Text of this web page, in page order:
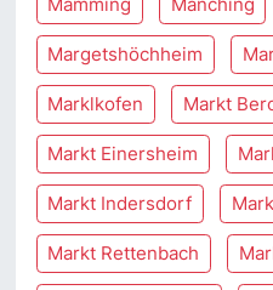
Mamming Manching
Margetshöchheim
Marklkofen Markt
Markt Einersheim
Markt Indersdorf
Markt Rettenbach